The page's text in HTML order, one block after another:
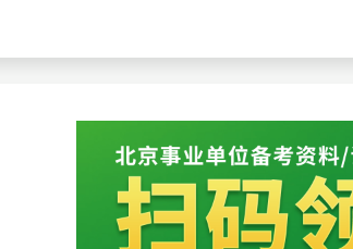
成绩查询
分数线
资格复审
分数
历年